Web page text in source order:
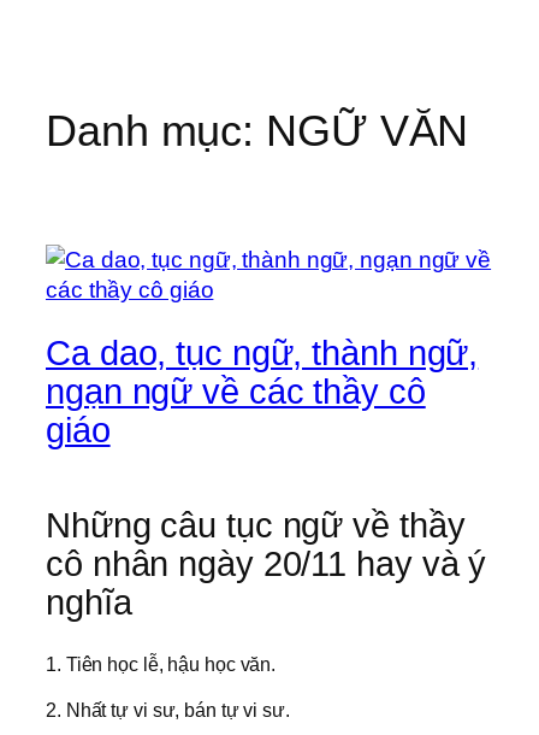
Danh mục: NGỮ VĂN
Ca dao, tục ngữ, thành ngữ,
ngạn ngữ về các thầy cô
giáo
Những câu tục ngữ về thầy
cô nhân ngày 20/11 hay và ý
nghĩa
1. Tiên học lễ, hậu học văn.
2. Nhất tự vi sư, bán tự vi sư.